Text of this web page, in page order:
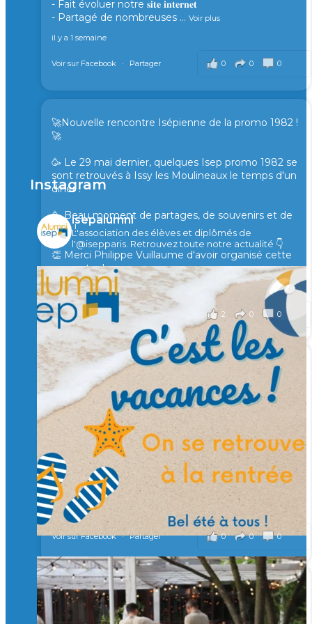
- Fait évoluer notre 𝐬𝐢𝐭𝐞 𝐢𝐧𝐭𝐞𝐫𝐧𝐞𝐭
- Partagé de nombreuses ... Voir plus
il y a 1 semaine
0 0 0
Voir sur Facebook · Partager
🚀Nouvelle rencontre Isépienne de la promo 1982 !
🚀
🥳 Le 29 mai dernier, quelques Isep promo 1982 se
sont retrouvés à Issy les Moulineaux le temps d'un
diner !
🥳 Beau moment de partages, de souvenirs et de
rires !
👏 Merci Philippe Vuillaume d'avoir organisé cette
rencontre !
il y a 2 mois
2 0 0
Voir sur Facebook · Partager
🙏 Soutenez l’Isep via la taxe d’apprentissage 2026
et contribuons ensemble à former les générations
d’ingénieurs de demain. 🙏
Merci à tous !
🎯 Taxe d’apprentissage 2026 : avec l'Isep, investissez pour
un numérique au service de l'humain !
À l’Isep, nous formons des ingénieurs, des bachelors, des
Mastères Spécialisés, qui allient excellence technologique et
valeurs humaines, au cœur de notre pro
...Voir plus
il y a 2 mois
0 0 0
Voir sur Facebook · Partager
🚀Afterwork à Genève 🚀
🥳 Le 22 avril dernier, 14 Alumni vivant / travaillant
Instagram
isepalumni
L'association des élèves et diplômés de
l'@isepparis. Retrouvez toute notre actualité 👇